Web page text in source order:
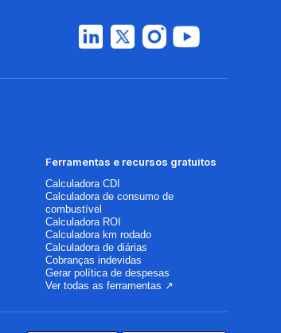
Ferramentas e recursos gratuitos
Calculadora CDI
Calculadora de consumo de
combustível
Calculadora ROI
Calculadora km rodado
Calculadora de diárias
Cobranças indevidas
Gerar política de despesas
Ver todas as ferramentas ↗